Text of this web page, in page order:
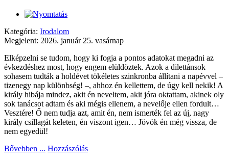
Kategória: Irodalom
Megjelent: 2026. január 25. vasárnap
Elképzelni se tudom, hogy ki fogja a pontos adatokat megadni az
évkezdéshez most, hogy engem elüldöztek. Azok a dilettánsok
sohasem tudták a holdévet tökéletes szinkronba állítani a napévvel –
tizenegy nap különbség! –, ahhoz én kellettem, de úgy kell nekik! A
király hibája mindez, akit én neveltem, akit jóra oktattam, akinek oly
sok tanácsot adtam és aki mégis ellenem, a nevelője ellen fordult…
Vesztére! Ő nem tudja azt, amit én, nem ismerték fel az új, nagy
király csillagát keleten, én viszont igen… Jövök én még vissza, de
nem egyedül!
Bővebben ... Hozzászólás